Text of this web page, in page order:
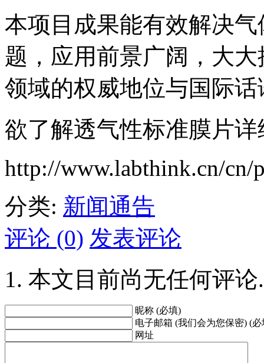
本项目成果能有效解决
题，应用前景广阔，大
领域的权威地位与国际话
欲了解透气性标准膜片
http://www.labthink.cn/cn/
分类: 新闻通告
评论 (0) 发表评论
本文目前尚无任何评论.
昵称 (必填)
电子邮箱 (我们会为您保密) (必
网址